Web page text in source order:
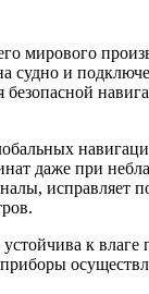
мирового
судно и
даже при
к